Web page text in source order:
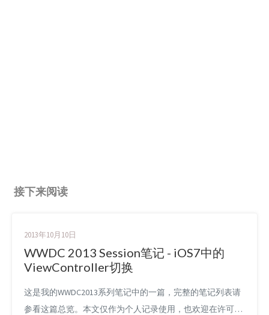
接下来阅读
2013年10月10日
WWDC 2013 Session笔记 - iOS7中的
ViewController切换
这是我的WWDC2013系列笔记中的一篇，完整的笔记列表请
参看这篇总览。本文仅作为个人记录使用，也欢迎在许可协